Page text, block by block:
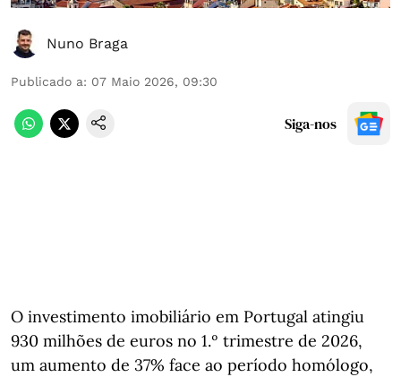
Nuno Braga
Publicado a: 07 Maio 2026, 09:30
Siga-nos
O investimento imobiliário em Portugal atingiu
930 milhões de euros no 1.º trimestre de 2026,
um aumento de 37% face ao período homólogo,